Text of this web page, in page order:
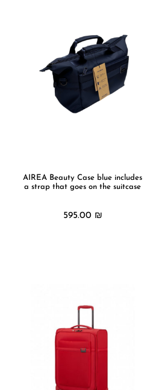
AIREA Beauty Case blue includes
a strap that goes on the suitcase
595.00 ₪